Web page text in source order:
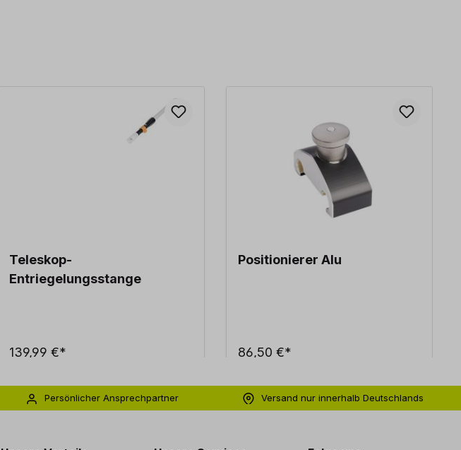
Teleskop-
Entriegelungsstange
139,99 €*
Positionierer Alu
86,50 €*
Persönlicher Ansprechpartner
Versand nur innerhalb Deutschlands